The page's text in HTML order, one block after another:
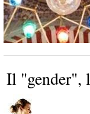
Il "gender",